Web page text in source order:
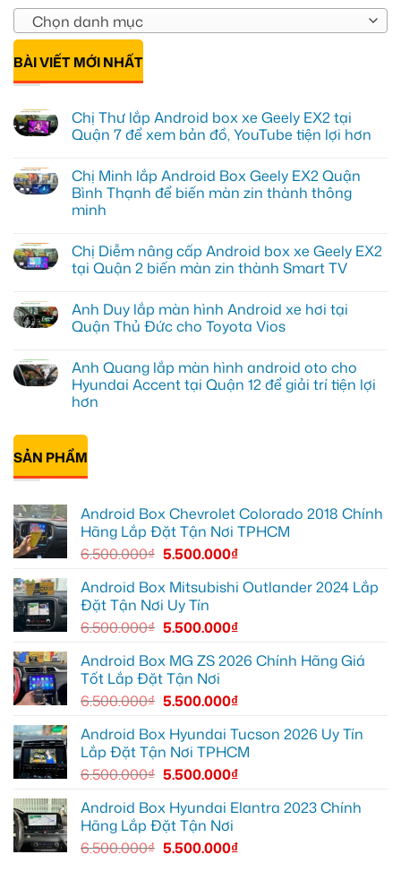
Chọn danh mục
BÀI VIẾT MỚI NHẤT
Chị Thư lắp Android box xe Geely EX2 tại
Quận 7 để xem bản đồ, YouTube tiện lợi hơn
bình
luận
ở
Chị
Android
box
xe
Geely
tại
Quận
7
bản
đồ,
YouTube
tiện
lợi
Chị Minh lắp Android Box Geely EX2 Quận
Bình Thạnh để biến màn zin thành thông
minh
bình
luận
ở
lắp
Android
Box
Quận
Bình
Thạnh
để
zin
thành
thông
Chị Diễm nâng cấp Android box xe Geely EX2
tại Quận 2 biến màn zin thành Smart TV
bình
luận
ở
nâng
cấp
Android
box
EX2
tại
Quận
zin
thành
Smart
Anh Duy lắp màn hình Android xe hơi tại
Quận Thủ Đức cho Toyota Vios
bình
luận
ở
Anh
màn
hình
Android
Quận
Thủ
Đức
Toyota
Anh Quang lắp màn hình android oto cho
Hyundai Accent tại Quận 12 để giải trí tiện lợi
hơn
có
luận
ở
Anh
màn
hình
android
oto
cho
Accent
tại
Quận
để
tiện
lợi
hơn
SẢN PHẨM
Android Box Chevrolet Colorado 2018 Chính
Hãng Lắp Đặt Tận Nơi TPHCM
6.500.000₫ 5.500.000₫
Android Box Mitsubishi Outlander 2024 Lắp
Đặt Tận Nơi Uy Tín
6.500.000₫ 5.500.000₫
Android Box MG ZS 2026 Chính Hãng Giá
Tốt Lắp Đặt Tận Nơi
6.500.000₫ 5.500.000₫
Android Box Hyundai Tucson 2026 Uy Tín
Lắp Đặt Tận Nơi TPHCM
6.500.000₫ 5.500.000₫
Android Box Hyundai Elantra 2023 Chính
Hãng Lắp Đặt Tận Nơi
6.500.000₫ 5.500.000₫